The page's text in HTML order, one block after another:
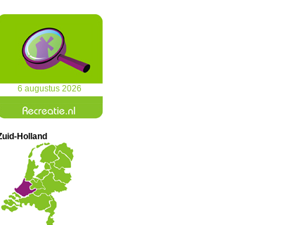
6 augustus 2026
Holland